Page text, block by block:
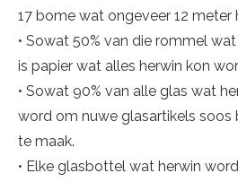
17 bome wat ongeveer 12 meter
• Sowat 50% van die rommel
is papier wat alles herwin kon
• Sowat 90% van alle glas wat
word om nuwe glasartikels soos
te maak.
• Elke glasbottel wat herwin